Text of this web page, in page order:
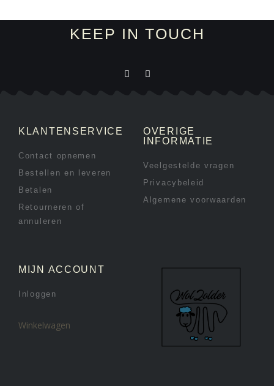
KEEP IN TOUCH
KLANTENSERVICE
Contact opnemen
Bestellen en leveren
Betalen
Retourneren of
annuleren
OVERIGE
INFORMATIE
Veelgestelde vragen
Privacybeleid
Algemene voorwaarden
MIJN ACCOUNT
Inloggen
Winkelwagen